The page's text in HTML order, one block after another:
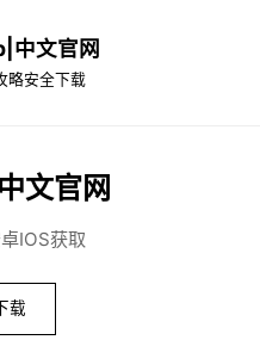
中文官网
略安全下载
文官网
IOS获取
载